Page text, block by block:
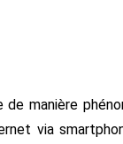
manière
via